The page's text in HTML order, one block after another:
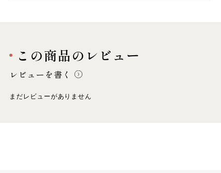
この商品のレビュー
レビューを書く
まだレビューがありません